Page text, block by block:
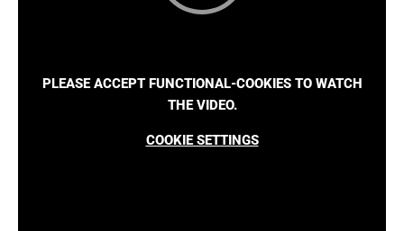
PLEASE ACCEPT FUNCTIONAL-COOKIES TO WATCH
THE VIDEO.
COOKIE SETTINGS